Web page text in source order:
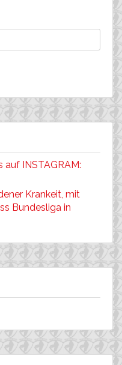
INSTAGRAM:
Krankeit, mit
Bundesliga in